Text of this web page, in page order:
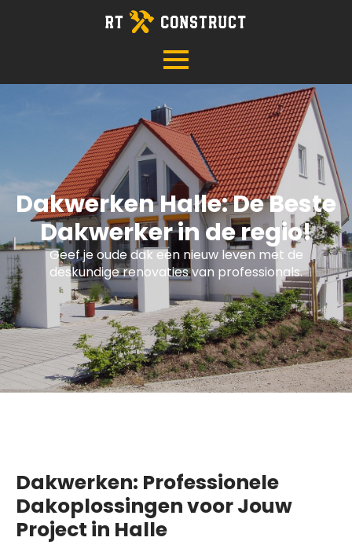
Dakwerken Halle: De Beste
Dakwerker in de regio!
Geef je oude dak een nieuw leven met de
deskundige renovaties van professionals.
Dakwerken: Professionele
Dakoplossingen voor Jouw
Project in Halle